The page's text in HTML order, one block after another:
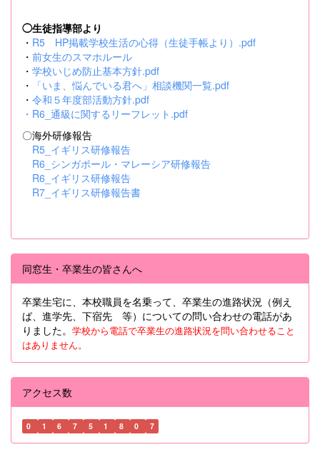
◯生徒指導部より
・ R5 HP掲載学校生活の心得（生徒手帳より）.pdf
・ 前女生のスマホルール
・ 学校いじめ防止基本方針.pdf
・
「いま、悩んでいる君へ」相談機関一覧.pdf
・ 令和５年度部活動方針.pdf
・ R6_通級に関するリーフレット.pdf
〇海外研修報告
R5_イギリス研修報告
R6_シンガポール・マレーシア研修報告
R6_イギリス研修報告
R7_イギリス研修報告書
同窓生・卒業生の皆さんへ
卒業生宅に、本校職員を名乗って、卒業生の進路状況（例え
ば、進学先、下宿先 等）についての問い合わせの電話があ
りました。 学校から電話で卒業生の進路状況を問い合わせること
はありません。
アクセス数
0 1 6 7 5 1 8 0 7